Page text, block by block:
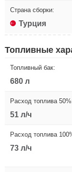
Страна сборки:
Турция
Топливные
Топливный бак:
680 л
Расход топлива
51 л/ч
Расход топлива
73 л/ч